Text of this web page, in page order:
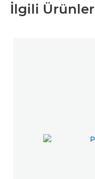
İlgili Ürünler